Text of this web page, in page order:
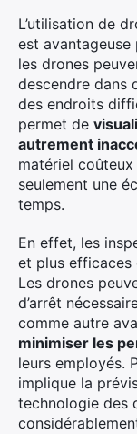
L’utilisation de
est avantageuse
les drones
descendre dans
des endroits
permet de
autrement
matériel
seulement une
temps.
En effet, les
et plus efficaces
Les drones
d’arrêt
comme autre
minimiser les
leurs employés.
implique la
technologie des
: